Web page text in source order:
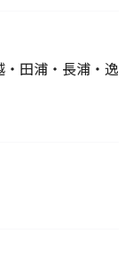
田浦・長浦・逸